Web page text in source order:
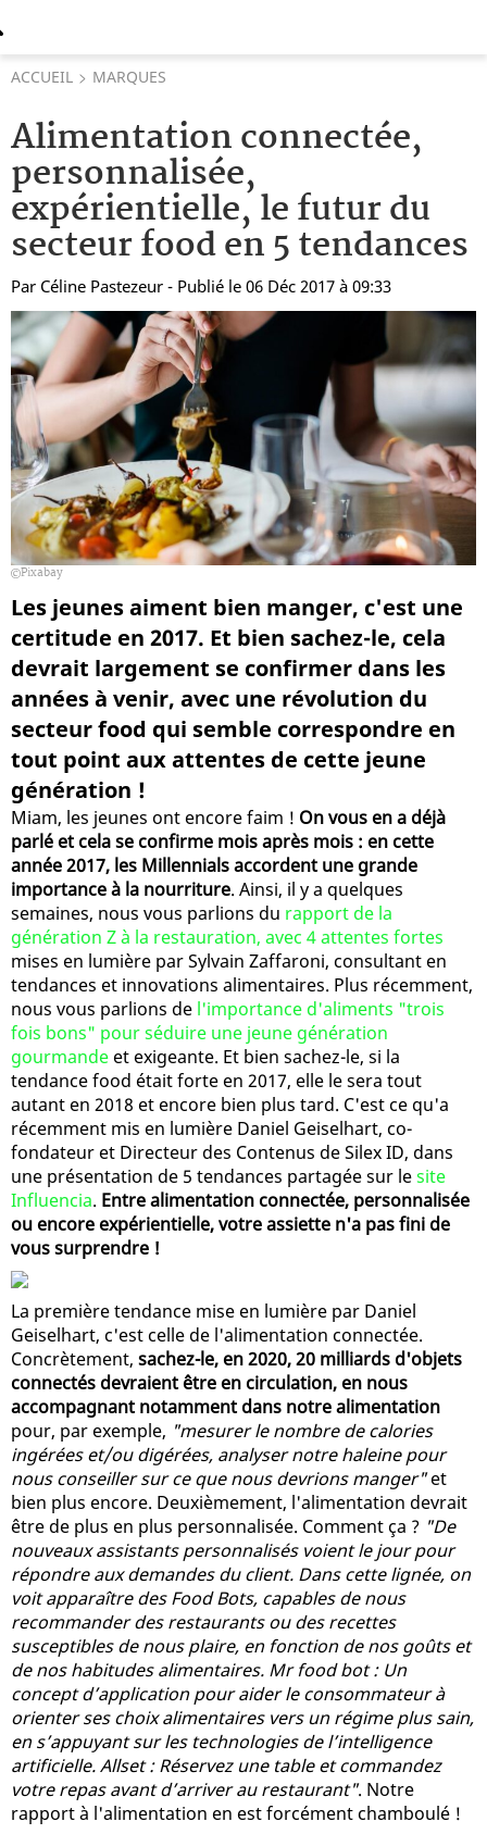
ACCUEIL MARQUES
Alimentation connectée,
personnalisée,
expérientielle, le futur du
secteur food en 5 tendances
Par Céline Pastezeur - Publié le 06 Déc 2017 à 09:33
Pixabay
Les jeunes aiment bien manger, c'est une
certitude en 2017. Et bien sachez-le, cela
devrait largement se confirmer dans les
années à venir, avec une révolution du
secteur food qui semble correspondre en
tout point aux attentes de cette jeune
génération !
Miam, les jeunes ont encore faim ! On vous en a déjà
parlé et cela se confirme mois après mois : en cette
année 2017, les Millennials accordent une grande
importance à la nourriture. Ainsi, il y a quelques
semaines, nous vous parlions du rapport de la
génération Z à la restauration, avec 4 attentes fortes
mises en lumière par Sylvain Zaffaroni, consultant en
tendances et innovations alimentaires. Plus récemment,
nous vous parlions de l'importance d'aliments "trois
fois bons" pour séduire une jeune génération
gourmande et exigeante. Et bien sachez-le, si la
tendance food était forte en 2017, elle le sera tout
autant en 2018 et encore bien plus tard. C'est ce qu'a
récemment mis en lumière Daniel Geiselhart, co-
fondateur et Directeur des Contenus de Silex ID, dans
une présentation de 5 tendances partagée sur lesite
Influencia. Entre alimentation connectée, personnalisée
ou encore expérientielle, votre assiette n'a pas fini de
vous surprendre !
La première tendance mise en lumière par Daniel
Geiselhart, c'est celle de l'alimentation connectée.
Concrètement, sachez-le, en 2020, 20 milliards d'objets
connectés devraient être en circulation, en nous
accompagnant notamment dans notre alimentation
pour, par exemple, "mesurer le nombre de calories
ingérées et/ou digérées, analyser notre haleine pour
nous conseiller sur ce que nous devrions manger"et
bien plus encore. Deuxièmement, l'alimentation devrait
être de plus en plus personnalisée. Comment ça ? "De
nouveaux assistants personnalisés voient le jour pour
répondre aux demandes du client. Dans cette lignée, on
voit apparaître des Food Bots, capables de nous
recommander des restaurants ou des recettes
susceptibles de nous plaire, en fonction de nos goûts et
de nos habitudes alimentaires. Mr food bot : Un
concept d’application pour aider le consommateur à
orienter ses choix alimentaires vers un régime plus sain,
en s’appuyant sur les technologies de l’intelligence
artificielle. Allset : Réservez une table et commandez
votre repas avant d’arriver au restaurant". Notre
rapport à l'alimentation en est forcément chamboulé !